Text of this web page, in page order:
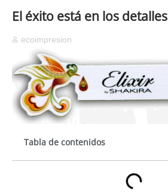
El éxito está en los detalles
ecoimpresion
Tabla de contenidos